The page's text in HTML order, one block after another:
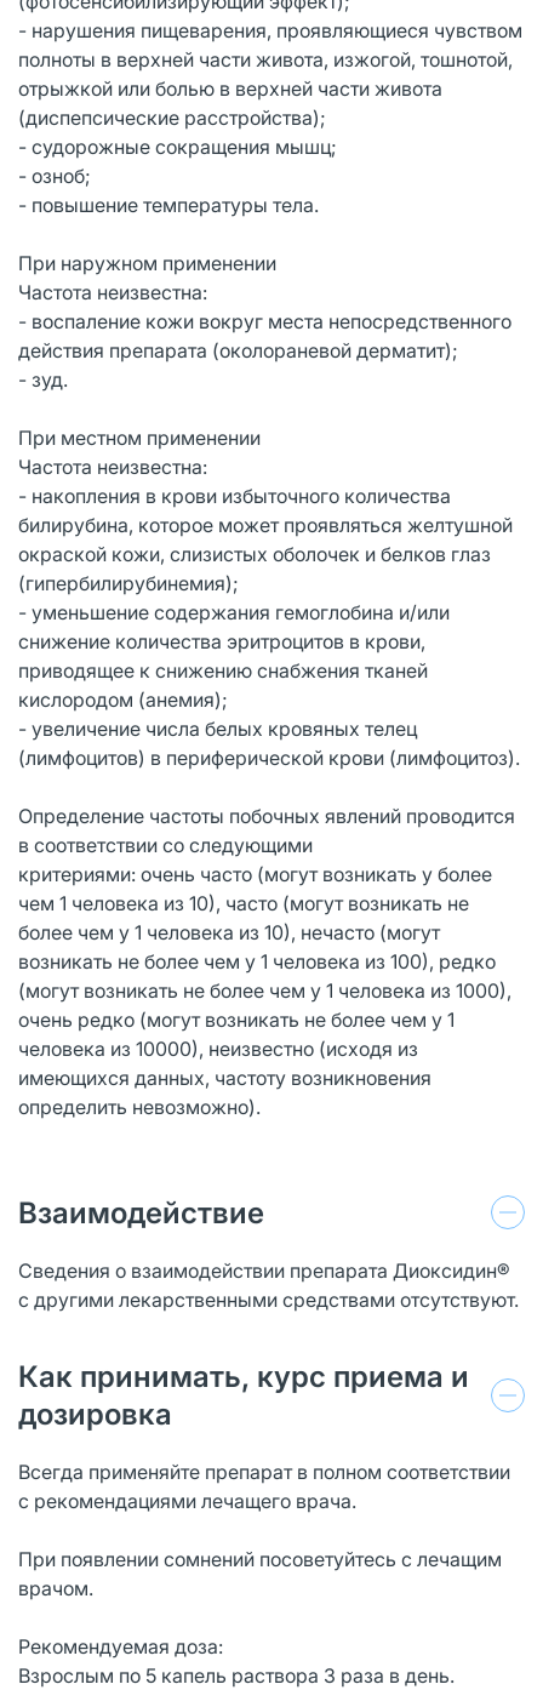
- нарушения пищеварения, проявляющиеся чувством
полноты в верхней части живота, изжогой, тошнотой,
отрыжкой или болью в верхней части живота
(диспепсические расстройства);
- судорожные сокращения мышц;
- озноб;
- повышение температуры тела.
При наружном применении
Частота неизвестна:
- воспаление кожи вокруг места непосредственного
действия препарата (околораневой дерматит);
- зуд.
При местном применении
Частота неизвестна:
- накопления в крови избыточного количества
билирубина, которое может проявляться желтушной
окраской кожи, слизистых оболочек и белков глаз
(гипербилирубинемия);
- уменьшение содержания гемоглобина и/или
снижение количества эритроцитов в крови,
приводящее к снижению снабжения тканей
кислородом (анемия);
- увеличение числа белых кровяных телец
(лимфоцитов) в периферической крови (лимфоцитоз).
Определение частоты побочных явлений проводится
в соответствии со следующими
критериями: очень часто (могут возникать у более
чем 1 человека из 10), часто (могут возникать не
более чем у 1 человека из 10), нечасто (могут
возникать не более чем у 1 человека из 100), редко
(могут возникать не более чем у 1 человека из 1000),
очень редко (могут возникать не более чем у 1
человека из 10000), неизвестно (исходя из
имеющихся данных, частоту возникновения
определить невозможно).
Взаимодействие
Сведения о взаимодействии препарата Диоксидин®
с другими лекарственными средствами отсутствуют.
Как принимать, курс приема и
дозировка
Всегда применяйте препарат в полном соответствии
с рекомендациями лечащего врача.
При появлении сомнений посоветуйтесь с лечащим
врачом.
Рекомендуемая доза:
Взрослым по 5 капель раствора 3 раза в день.